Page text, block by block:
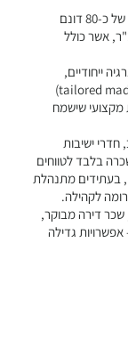
מתחם העסקים של עתידים משתרע על שטח קרקע של כ-80 דונם
בניינים בשטח בנוי כולל של כ 250,000 מ"ר, אשר כולל
ייחודיים,
מבנים רב תכליתיים המתאימים לצרכי כל חברה (tailored made)
מקצועי שישמח
ישיבות
בלבד לטווחים
בעתידים מתנהלת
דירה מבוקר,
גדילה